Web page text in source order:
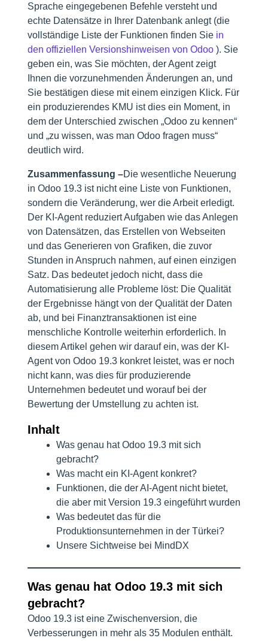
Sprache eingegebenen Befehle versteht und
echte Datensätze in Ihrer Datenbank anlegt (die
vollständige Liste der Funktionen finden Sie in
den offiziellen Versionshinweisen von Odoo ). Sie
geben ein, was Sie möchten, der Agent zeigt
Ihnen die vorzunehmenden Änderungen an, und
Sie bestätigen diese mit einem einzigen Klick. Für
ein produzierendes KMU ist dies ein Moment, in
dem der Unterschied zwischen „Odoo zu kennen“
und „zu wissen, was man Odoo fragen muss“
deutlich wird.
Zusammenfassung –Die wesentliche Neuerung
in Odoo 19.3 ist nicht eine Liste von Funktionen,
sondern die Veränderung, wer die Arbeit erledigt.
Der KI-Agent reduziert Aufgaben wie das Anlegen
von Datensätzen, das Erstellen von Webseiten
und das Generieren von Grafiken, die zuvor
Stunden in Anspruch nahmen, auf einen einzigen
Satz. Das bedeutet jedoch nicht, dass die
Automatisierung alle Probleme löst: Die Qualität
der Ergebnisse hängt von der Qualität der Daten
ab, und bei Finanztransaktionen ist eine
menschliche Kontrolle weiterhin erforderlich. In
diesem Artikel gehen wir darauf ein, was der KI-
Agent von Odoo 19.3 konkret leistet, was er noch
nicht kann, was dies für produzierende
Unternehmen bedeutet und worauf bei der
Bewertung der Umstellung zu achten ist.
Inhalt
Was genau hat Odoo 19.3 mit sich
gebracht?
Was macht ein KI-Agent konkret?
Funktionen, die der AI-Agent nicht bietet,
die aber mit Version 19.3 eingeführt wurden
Was bedeutet das für die
Produktionsunternehmen in der Türkei?
Unsere Sichtweise bei MindDX
Was genau hat Odoo 19.3 mit sich
gebracht?
Odoo 19.3 ist eine Zwischenversion, die
Verbesserungen in mehr als 35 Modulen enthält.